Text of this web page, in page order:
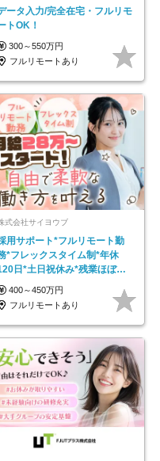
ータ入力/完全在宅・フルリモ
トOK！
300～550万円
フルリモートあり
式会社サイヨウブ
用サポート*フルリモート勤
*フレックスタイム制*年休
日*土日祝休み*残業ほぼな
*育児中社員8割以上
400～450万円
フルリモートあり